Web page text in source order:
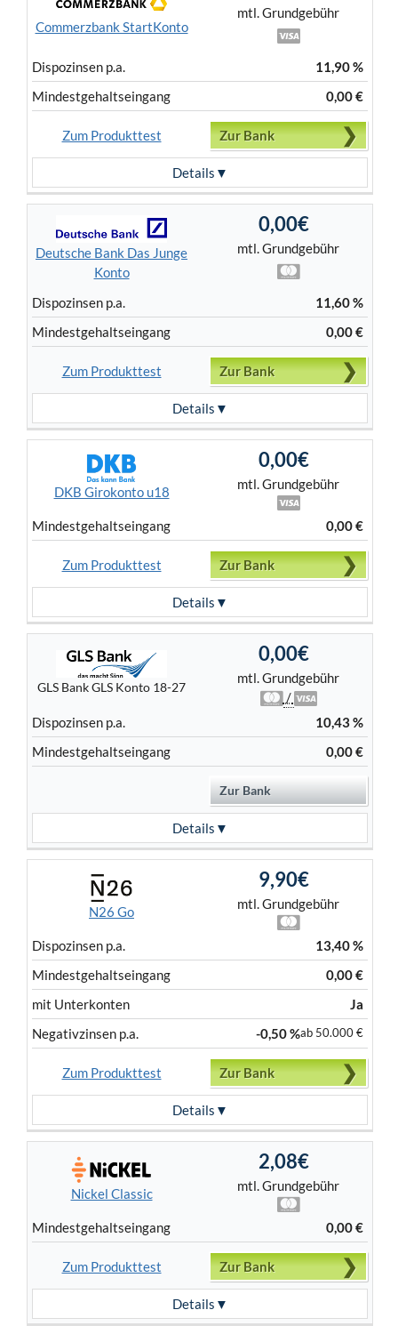
Commerzbank StartKonto
mtl. Grundgebühr
Dispo­zinsen p.a.
11,90 %
Mindest­gehalts­eingang
0,00 €
Zum Produkttest
Details
Zur Bank
Deutsche Bank Das Junge
Konto
0,00€
mtl. Grundgebühr
Dispo­zinsen p.a.
11,60 %
Mindest­gehalts­eingang
0,00 €
Zum Produkttest
Details
Zur Bank
DKB Girokonto u18
0,00€
mtl. Grundgebühr
Mindest­gehalts­eingang 0,00 €
Zum Produkttest
Details
Zur Bank
GLS Bank GLS Konto 18-27
0,00€
mtl. Grundgebühr
/
Dispo­zinsen p.a.
10,43 %
Mindest­gehalts­eingang
0,00 €
Details
Zur Bank
N26 Go
9,90€
mtl. Grundgebühr
Dispo­zinsen p.a.
13,40 %
Mindest­gehalts­eingang
0,00 €
mit Unterkonten
Ja
Negativ­zinsen p.a.
-0,50 %ab 50.000 €
Zum Produkttest
Details
Zur Bank
Nickel Classic
2,08€
mtl. Grundgebühr
Mindest­gehalts­eingang 0,00 €
Zum Produkttest
Details
Zur Bank